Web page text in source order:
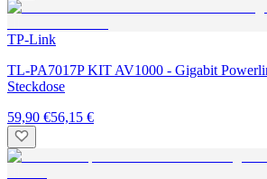
TP-Link
TL-PA7017P KIT AV1000 - Gigabit
Steckdose
59,90 €56,15 €